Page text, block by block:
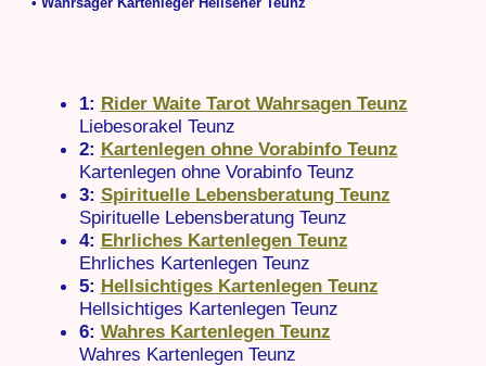
1: Rider Waite Tarot Wahrsagen Teunz
Liebesorakel Teunz
2: Kartenlegen ohne Vorabinfo Teunz
Kartenlegen ohne Vorabinfo Teunz
3: Spirituelle Lebensberatung Teunz
Spirituelle Lebensberatung Teunz
4: Ehrliches Kartenlegen Teunz
Ehrliches Kartenlegen Teunz
5: Hellsichtiges Kartenlegen Teunz
Hellsichtiges Kartenlegen Teunz
6: Wahres Kartenlegen Teunz
Wahres Kartenlegen Teunz